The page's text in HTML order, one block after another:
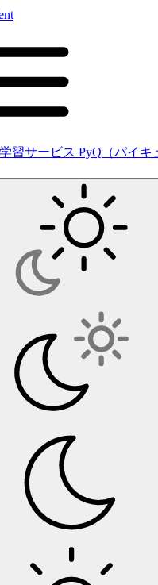
習サービス PyQ（パイキ